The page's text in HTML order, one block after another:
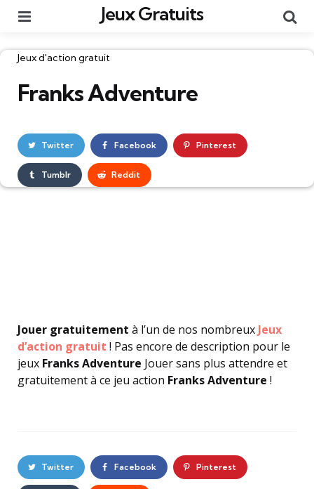
Jeux Gratuits
Catégories
Jeux d'action gratuit
Franks Adventure
Twitter Facebook Pinterest
Tumblr Reddit
Jouer gratuitement à l’un de nos nombreux Jeux
d’action gratuit ! Pas encore de description pour le
jeux Franks Adventure Jouer sans plus attendre et
gratuitement à ce jeu action Franks Adventure !
Twitter Facebook Pinterest